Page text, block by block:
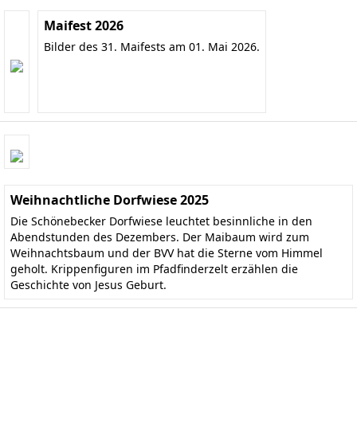
Maifest 2026
Bilder des 31. Maifests am 01. Mai 2026.
Weihnachtliche Dorfwiese 2025
Die Schönebecker Dorfwiese leuchtet besinnliche in den
Abendstunden des Dezembers. Der Maibaum wird zum
Weihnachtsbaum und der BVV hat die Sterne vom Himmel
geholt. Krippenfiguren im Pfadfinderzelt erzählen die
Geschichte von Jesus Geburt.